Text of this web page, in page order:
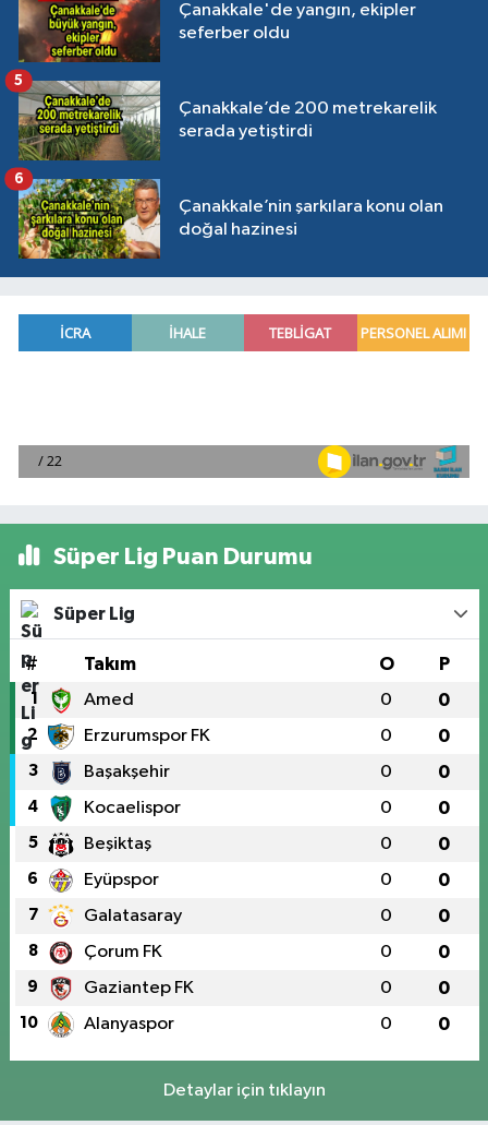
Çanakkale'de yangın, ekipler
seferber oldu
Çanakkale’de 200 metrekarelik
serada yetiştirdi
5
Çanakkale’nin şarkılara konu olan
doğal hazinesi
6
Süper Lig Puan Durumu
Süper Lig
# Takım O P
1 Amed 0 0
2 Erzurumspor FK 0 0
3 Başakşehir 0 0
4 Kocaelispor 0 0
5 Beşiktaş 0 0
6 Eyüpspor 0 0
7 Galatasaray 0 0
8 Çorum FK 0 0
9 Gaziantep FK 0 0
10 Alanyaspor 0 0
Detaylar için tıklayın